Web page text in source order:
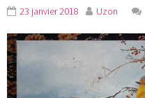
23 janvier 2018 Uzon